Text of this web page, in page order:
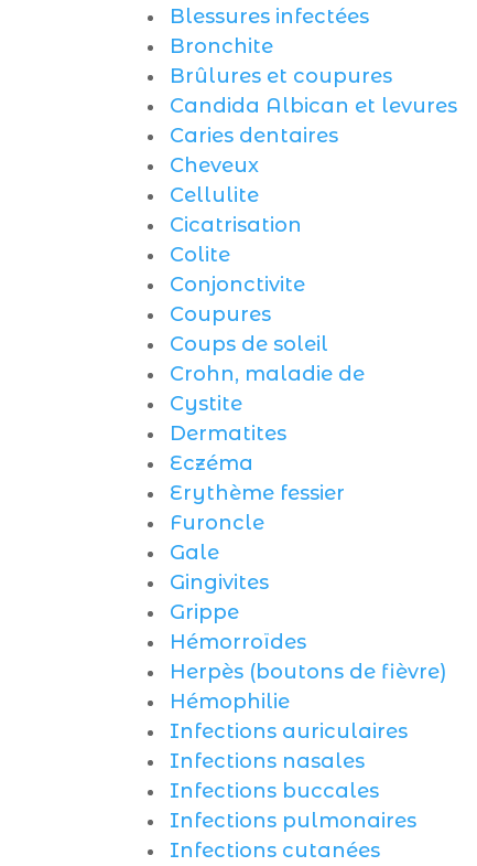
Blessures infectées
Bronchite
Brûlures et coupures
Candida Albican et levures
Caries dentaires
Cheveux
Cellulite
Cicatrisation
Colite
Conjonctivite
Coupures
Coups de soleil
Crohn, maladie de
Cystite
Dermatites
Eczéma
Erythème fessier
Furoncle
Gale
Gingivites
Grippe
Hémorroïdes
Herpès (boutons de fièvre)
Hémophilie
Infections auriculaires
Infections nasales
Infections buccales
Infections pulmonaires
Infections cutanées